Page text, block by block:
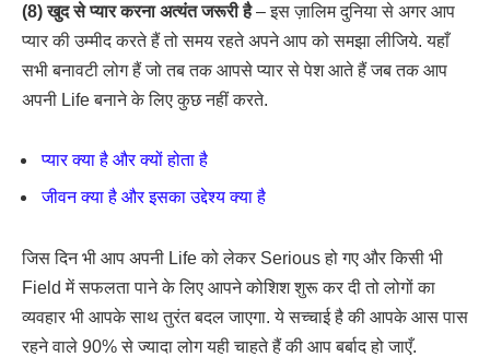
(8) खुद से प्यार करना अत्यंत जरूरी है– इस ज़ालिम दुनिया से अगर आप
प्यार की उम्मीद करते हैं तो समय रहते अपने आप को समझा लीजिये. यहाँ
सभी बनावटी लोग हैं जो तब तक आपसे प्यार से पेश आते हैं जब तक आप
अपनी Life बनाने के लिए कुछ नहीं करते.
प्यार क्या है और क्यों होता है
जीवन क्या है और इसका उद्देश्य क्या है
जिस दिन भी आप अपनी Life को लेकर Serious हो गए और किसी भी
Field में सफलता पाने के लिए आपने कोशिश शुरू कर दी तो लोगों का
व्यवहार भी आपके साथ तुरंत बदल जाएगा. ये सच्चाई है की आपके आस पास
रहने वाले 90% से ज्यादा लोग यही चाहते हैं की आप बर्बाद हो जाएँ.